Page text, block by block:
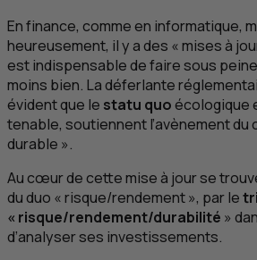
En finance, comme en informatique,
heureusement, il y a des « mises à
est indispensable de faire sous
moins bien. La déferlante
évident que le statu quoécologique
tenable, soutiennent l’avènement du
durable ».
Au cœur de cette mise à jour se
du duo « risque/rendement », par le
« risque/rendement/durabilité »
d’analyser ses investissements.